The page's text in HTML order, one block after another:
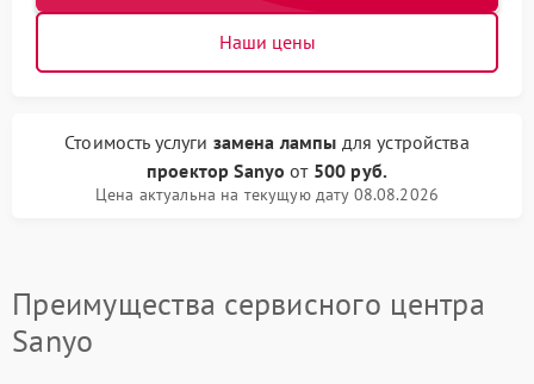
Наши цены
Стоимость услуги замена лампы для устройства
проектор Sanyo от 500 руб.
Цена актуальна на текущую дату 08.08.2026
Преимущества сервисного центра
Sanyo